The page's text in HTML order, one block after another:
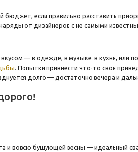
бюджет, если правильно расставить
от дизайнеров с не самыми
— в одежде, в музыке, в кухне, или
. Попытки привнести что-то свое
долго — достаточно вечера и
и вовсю бушующей весны — идеальный